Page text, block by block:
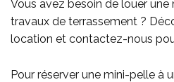
Vous avez besoin de louer
travaux de terrassement ?
location et contactez-nous
Pour réserver une mini-pelle à